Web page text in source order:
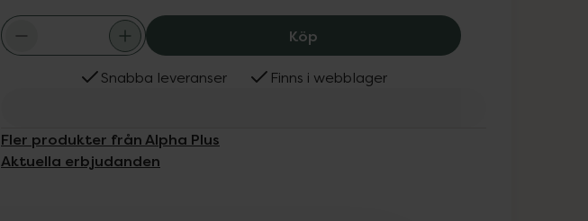
Köp Alpha Plus Zink 25 mg, 65 kr.
Snabba leveranser Finns i webblager
Fler produkter från Alpha Plus
Aktuella erbjudanden